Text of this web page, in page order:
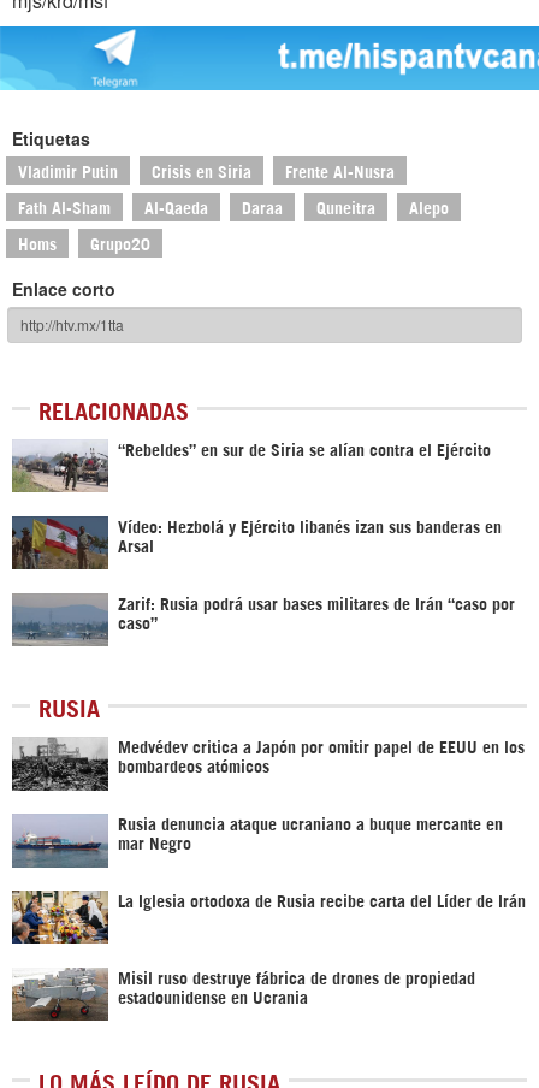
Etiquetas
Vladimir Putin Crisis en Siria Frente Al-Nusra
Fath Al-Sham Al-Qaeda Daraa Quneitra Alepo
Homs Grupo20
Enlace corto
RELACIONADAS
“Rebeldes” en sur de Siria se alían contra el Ejército
Vídeo: Hezbolá y Ejército libanés izan sus banderas en
Arsal
Zarif: Rusia podrá usar bases militares de Irán “caso por
caso”
RUSIA
Medvédev critica a Japón por omitir papel de EEUU en los
bombardeos atómicos
Rusia denuncia ataque ucraniano a buque mercante en
mar Negro
La Iglesia ortodoxa de Rusia recibe carta del Líder de Irán
Misil ruso destruye fábrica de drones de propiedad
estadounidense en Ucrania
LO MÁS LEÍDO DE RUSIA